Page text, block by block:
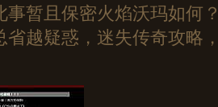
事暂且保密火焰沃玛如何
省越疑惑，迷失传奇攻略